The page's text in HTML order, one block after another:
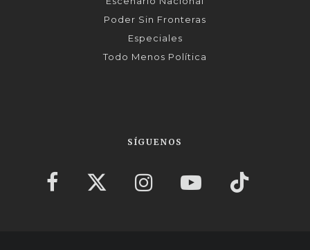
Poder Sin Fronteras
Especiales
Todo Menos Política
SÍGUENOS